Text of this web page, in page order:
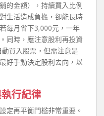
的金額），持續買入比例
生活造成負擔，卻能長時
每月省下3,000元，一年
同時，應注意股利再投資
買入股票，但需注意是
好手動決定股利去向，以
行紀律
定再平衡門檻非常重要。